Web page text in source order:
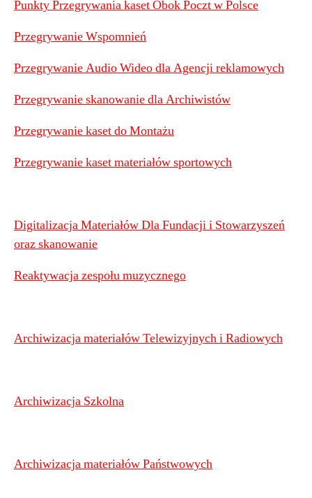
Punkty Przegrywania kaset Obok Poczt w Polsce
Przegrywanie Wspomnień
Przegrywanie Audio Wideo dla Agencji reklamowych
Przegrywanie skanowanie dla Archiwistów
Przegrywanie kaset do Montażu
Przegrywanie kaset materiałów sportowych
Digitalizacja Materiałów Dla Fundacji i Stowarzyszeń
oraz skanowanie
Reaktywacja zespołu muzycznego
Archiwizacja materiałów Telewizyjnych i Radiowych
Archiwizacja Szkolna
Archiwizacja materiałów Państwowych